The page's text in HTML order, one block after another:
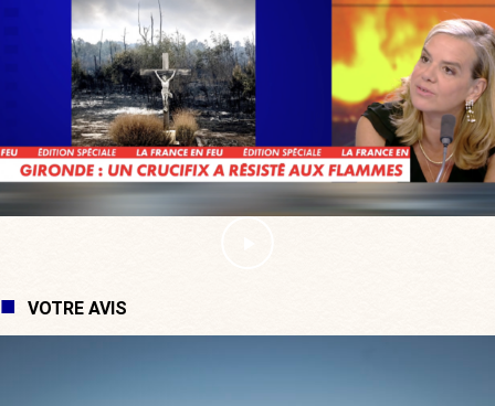
VOTRE AVIS